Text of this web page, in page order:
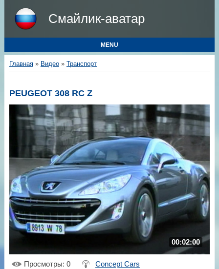
Смайлик-аватар
MENU
Главная» Видео» Транспорт
PEUGEOT 308 RC Z
00:02:00
Просмотры: 0 Concept Cars